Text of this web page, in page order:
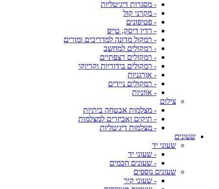
- מסגרות דיגיטליות
- מקרני קול
- פטיפונים
- רדיו דיסק, טייפ
- רמקול מדונה למדריכים ומורים
- רמקולים למחשב
- רמקולים רצפתיים
- רמקולים בידוריות וקריוקי
- אורגניות
- רמקולים ניידים
- אוזניות
צילום
- מצלמות אבטחה ביתיות
- תיקים ואביזרים למצלמות
- מצלמות דיגיטליות
שעונים
שעוני יד
- שעוני יד
- שעונים חכמים
שעונים נוספים
- שעוני קיר